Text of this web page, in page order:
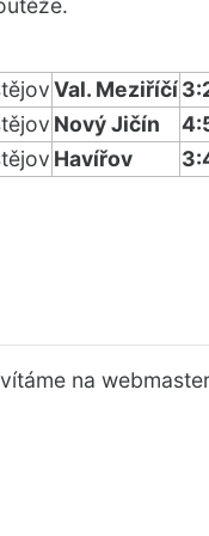
Val. Meziříčí
Nový Jičín
Havířov
na webmaster